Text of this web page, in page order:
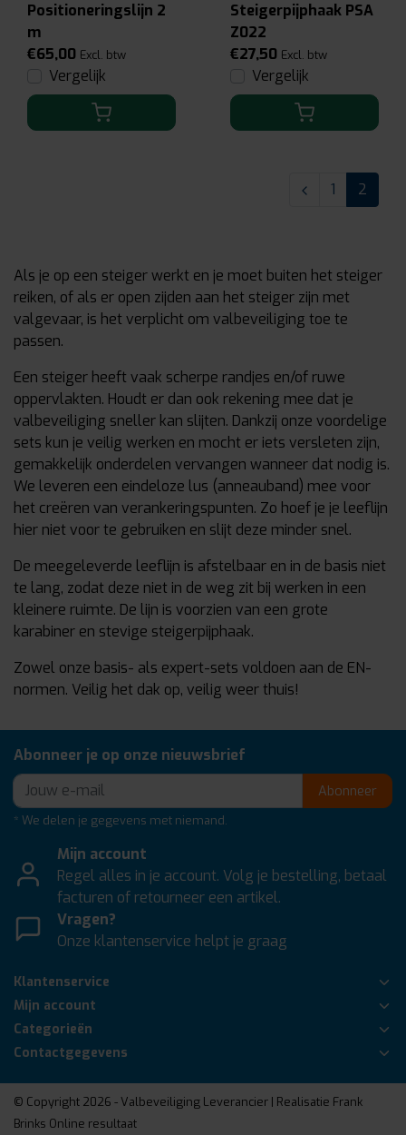
Positioneringslijn 2
m
€65,00 Excl. btw
Vergelijk
Steigerpijphaak PSA
Z022
€27,50 Excl. btw
Vergelijk
1 2
Als je op een steiger werkt en je moet buiten het steiger
reiken, of als er open zijden aan het steiger zijn met
valgevaar, is het verplicht om valbeveiliging toe te
passen.
Een steiger heeft vaak scherpe randjes en/of ruwe
oppervlakten. Houdt er dan ook rekening mee dat je
valbeveiliging sneller kan slijten. Dankzij onze voordelige
sets kun je veilig werken en mocht er iets versleten zijn,
gemakkelijk onderdelen vervangen wanneer dat nodig is.
We leveren een eindeloze lus (anneauband) mee voor
het creëren van verankeringspunten. Zo hoef je je leeflijn
hier niet voor te gebruiken en slijt deze minder snel.
De meegeleverde leeflijn is afstelbaar en in de basis niet
te lang, zodat deze niet in de weg zit bij werken in een
kleinere ruimte. De lijn is voorzien van een grote
karabiner en stevige steigerpijphaak.
Zowel onze basis- als expert-sets voldoen aan de EN-
normen. Veilig het dak op, veilig weer thuis!
Abonneer je op onze nieuwsbrief
Abonneer
* We delen je gegevens met niemand.
Mijn account
Regel alles in je account. Volg je bestelling, betaal
facturen of retourneer een artikel.
Vragen?
Onze klantenservice helpt je graag
Klantenservice
Mijn account
Categorieën
Contactgegevens
© Copyright 2026 - Valbeveiliging Leverancier | Realisatie Frank
Brinks Online resultaat